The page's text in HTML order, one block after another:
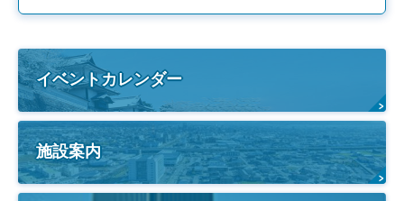
イベントカレンダー
施設案内